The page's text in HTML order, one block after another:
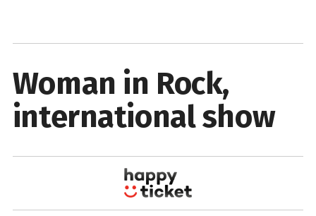
Woman in Rock,
international show